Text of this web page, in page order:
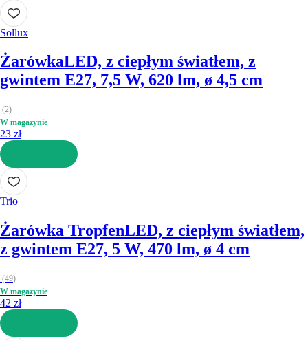
DO KOSZYKA
Sollux
ŻarówkaLED, z ciepłym światłem, z
gwintem E27, 7,5 W, 620 lm, ø 4,5 cm
(2)
W magazynie
23 zł
DO KOSZYKA
Trio
Żarówka TropfenLED, z ciepłym światłem,
z gwintem E27, 5 W, 470 lm, ø 4 cm
(49)
W magazynie
42 zł